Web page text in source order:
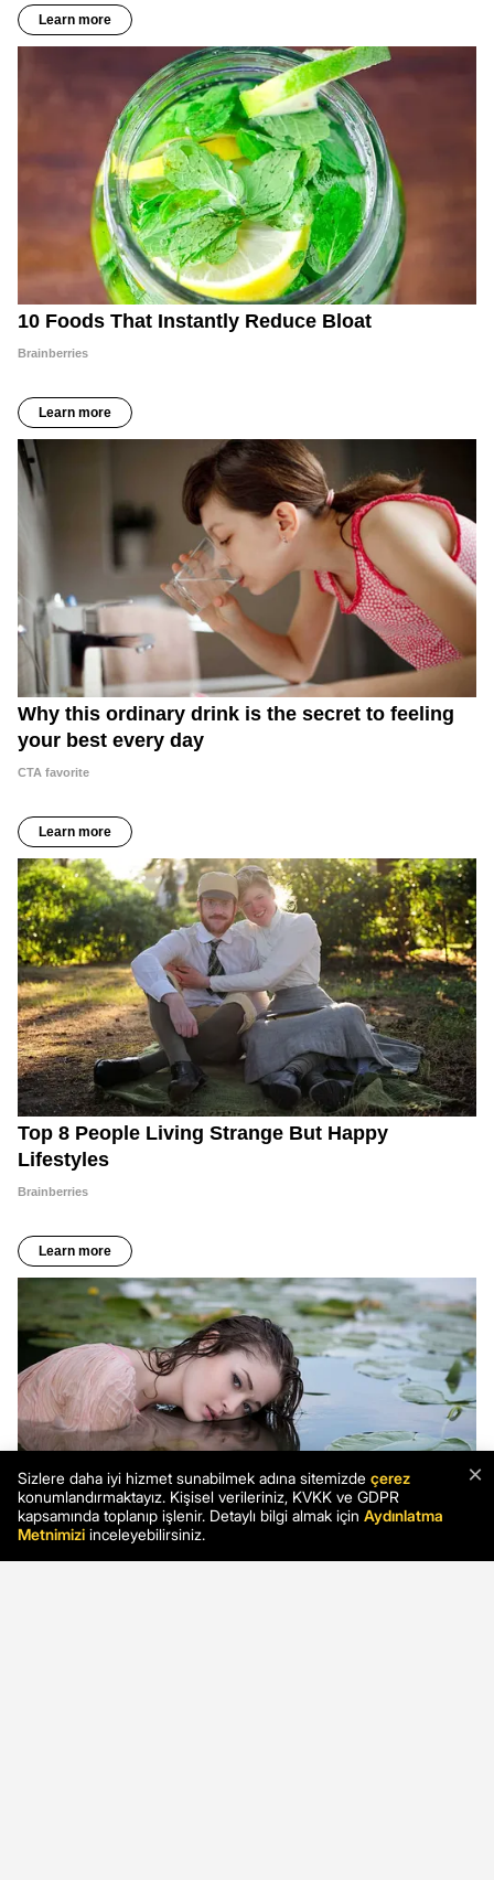
×
Sizlere daha iyi hizmet sunabilmek adına sitemizde çerez
konumlandırmaktayız. Kişisel verileriniz, KVKK ve GDPR
kapsamında toplanıp işlenir. Detaylı bilgi almak için Aydınlatma
Metnimizi inceleyebilirsiniz.